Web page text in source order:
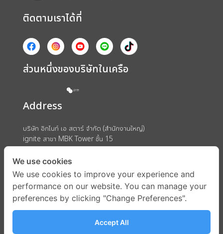
ติดตามเราได้ที่
ส่วนหนึ่งของบริษัทในเครือ
Address
บริษัท อิกไนท์ เอ สตาร์ จำกัด (สำนักงานใหญ่)
ignite สาขา MBK Tower ชั้น 15
ถนนพญาไท แขวงวังใหม่ เขตปทุมวัน กรุงเทพมหานคร 10330
We use cookies
We use cookies to improve your experience and
performance on our website. You can manage your
preferences by clicking "Change Preferences".
Accept All